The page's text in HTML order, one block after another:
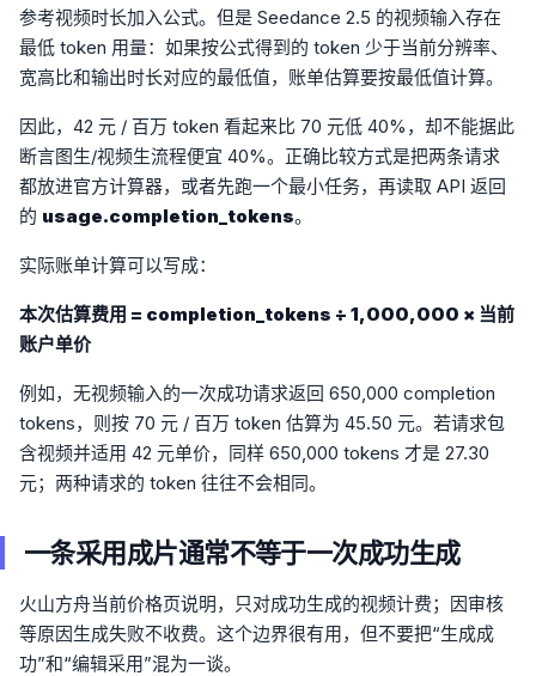
参考视频时长加入公式。但是 Seedance 2.5 的视频输入存在
最低 token 用量：如果按公式得到的 token 少于当前分辨率、
宽高比和输出时长对应的最低值，账单估算要按最低值计算。
因此，42 元 / 百万 token 看起来比 70 元低 40%，却不能据此
断言图生/视频生流程便宜 40%。正确比较方式是把两条请求
都放进官方计算器，或者先跑一个最小任务，再读取 API 返回
的 usage.completion_tokens。
实际账单计算可以写成：
本次估算费用 = completion_tokens ÷ 1,000,000 × 当前
账户单价
例如，无视频输入的一次成功请求返回 650,000 completion
tokens，则按 70 元 / 百万 token 估算为 45.50 元。若请求包
含视频并适用 42 元单价，同样 650,000 tokens 才是 27.30
元；两种请求的 token 往往不会相同。
一条采用成片通常不等于一次成功生成
火山方舟当前价格页说明，只对成功生成的视频计费；因审核
等原因生成失败不收费。这个边界很有用，但不要把“生成成
功”和“编辑采用”混为一谈。